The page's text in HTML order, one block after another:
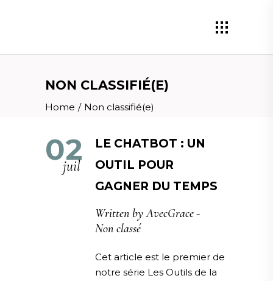
NON CLASSIFIÉ(E)
Home / Non classifié(e)
02
juil
LE CHATBOT : UN
OUTIL POUR
GAGNER DU TEMPS
Written byAvecGrace
Non classé
Cet article est le premier de
notre série Les Outils de la